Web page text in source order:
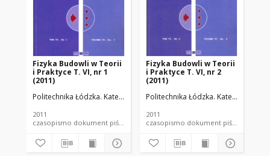
Fizyka Budowli w Teorii
i Praktyce T. VI, nr 1
(2011)
Politechnika Łódzka. Katedra Fizyki Budowli i Materiałów
2011
czasopismo dokument piśmienniczy
Fizyka Budowli w Teorii
i Praktyce T. VI, nr 2
(2011)
Politechnika Łódzka. Katedra Fizyki
2011
czasopismo dokument piśmienniczy